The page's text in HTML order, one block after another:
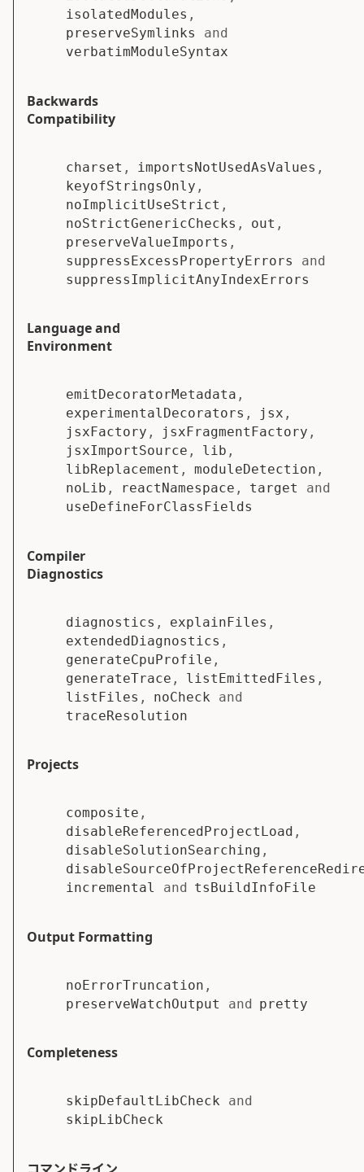
isolatedModules ,
preserveSymlinks
and
verbatimModuleSyntax
Backwards
Compatibility
charset , importsNotUsedAsValues ,
keyofStringsOnly ,
noImplicitUseStrict ,
noStrictGenericChecks , out ,
preserveValueImports ,
suppressExcessPropertyErrors
and
suppressImplicitAnyIndexErrors
Language and
Environment
emitDecoratorMetadata ,
experimentalDecorators , jsx ,
jsxFactory , jsxFragmentFactory ,
jsxImportSource , lib ,
libReplacement , moduleDetection ,
noLib , reactNamespace , target
and
useDefineForClassFields
Compiler
Diagnostics
diagnostics , explainFiles ,
extendedDiagnostics ,
generateCpuProfile ,
generateTrace , listEmittedFiles ,
listFiles , noCheck and
traceResolution
Projects
composite ,
disableReferencedProjectLoad ,
disableSolutionSearching ,
incremental
and tsBuildInfoFile
Output Formatting
noErrorTruncation ,
preserveWatchOutput
and pretty
Completeness
skipDefaultLibCheck and
skipLibCheck